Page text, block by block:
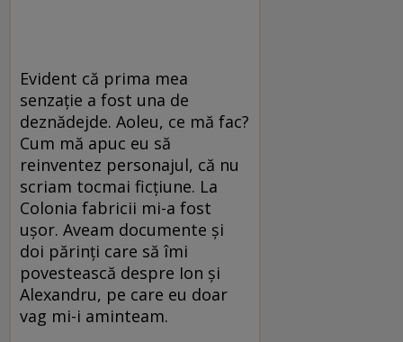
Evident că prima mea
senzație a fost una de
deznădejde. Aoleu, ce mă fac?
Cum mă apuc eu să
reinventez personajul, că nu
scriam tocmai ficțiune. La
Colonia fabricii mi-a fost
ușor. Aveam documente și
doi părinți care să îmi
povestească despre Ion și
Alexandru, pe care eu doar
vag mi-i aminteam.